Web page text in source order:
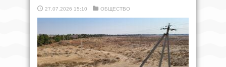
27.07.2026 15:10 ОБЩЕСТВО